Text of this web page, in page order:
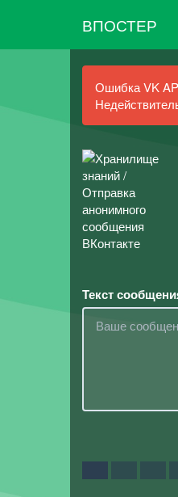
ВПОСТЕР
Ошибка VK
Текст